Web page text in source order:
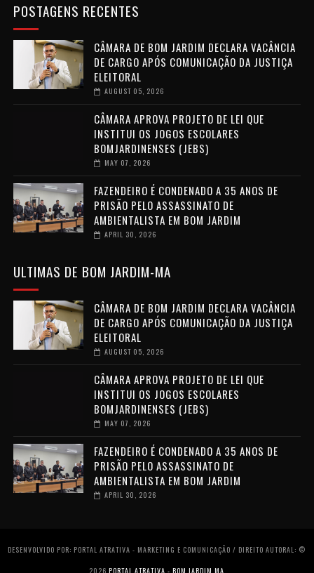
POSTAGENS RECENTES
CÂMARA DE BOM JARDIM DECLARA VACÂNCIA
DE CARGO APÓS COMUNICAÇÃO DA JUSTIÇA
ELEITORAL
AUGUST 05, 2026
CÂMARA APROVA PROJETO DE LEI QUE
INSTITUI OS JOGOS ESCOLARES
BOMJARDINENSES (JEBS)
MAY 07, 2026
FAZENDEIRO É CONDENADO A 35 ANOS DE
PRISÃO PELO ASSASSINATO DE
AMBIENTALISTA EM BOM JARDIM
APRIL 30, 2026
ULTIMAS DE BOM JARDIM-MA
CÂMARA DE BOM JARDIM DECLARA VACÂNCIA
DE CARGO APÓS COMUNICAÇÃO DA JUSTIÇA
ELEITORAL
AUGUST 05, 2026
CÂMARA APROVA PROJETO DE LEI QUE
INSTITUI OS JOGOS ESCOLARES
BOMJARDINENSES (JEBS)
MAY 07, 2026
FAZENDEIRO É CONDENADO A 35 ANOS DE
PRISÃO PELO ASSASSINATO DE
AMBIENTALISTA EM BOM JARDIM
APRIL 30, 2026
DESENVOLVIDO POR: PORTAL ATRATIVA - MARKETING E COMUNICAÇÃO / DIREITO AUTORAL: ©
2026PORTAL ATRATIVA - BOM JARDIM MA